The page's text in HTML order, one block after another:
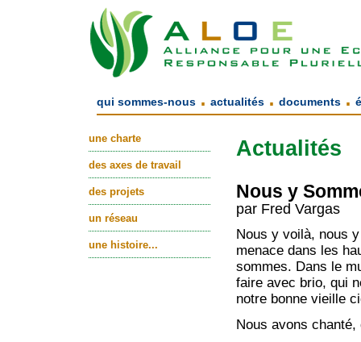
qui sommes-nous . actualités . documents .
une charte
des axes de travail
des projets
un réseau
une histoire...
Actualités
Nous y
par Fred Vargas
Nous y voilà, nous
menace dans les
sommes. Dans le
faire avec brio, qui
notre bonne vieille
Nous avons chanté,